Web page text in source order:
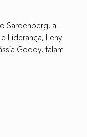
Sardenberg, a
Liderança, Leny
Godoy, falam